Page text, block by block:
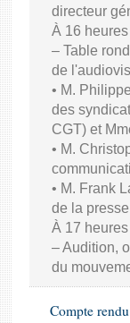
directeur
À 16 heures
– Table
de
• M.
des
CGT) et
• M.
• M. Frank
de la
À 17
– Audition,
du
Compte